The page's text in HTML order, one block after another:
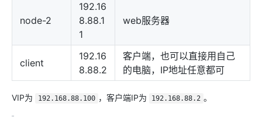
node-2
192.16
8.88.1
1
web服务器
client
192.16
8.88.2
客户端，也可以直接用自己
的电脑，IP地址任意都可
VIP为 192.168.88.100 ，客户端IP为 192.168.88.2 。